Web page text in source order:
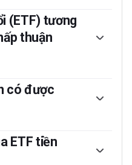
(ETF) tương
thuận
khoán và Giao dịch Hoa
2021. Tổng cộng có bảy
thuận, với hơn 20 ETF
tử còn mới và dễ bị thao
hoãn các ETF tương lai
năm qua.
có được
dịch trao đổi Bitcoin giao
tổ chức và các nhà đầu tư
ETF tiền